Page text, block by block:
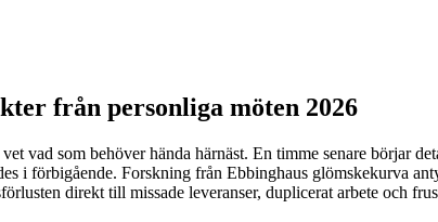
från personliga möten 2026
vad som behöver hända härnäst. En timme senare börjar
i förbigående. Forskning från Ebbinghaus glömskekurva
direkt till missade leveranser, duplicerat arbete och